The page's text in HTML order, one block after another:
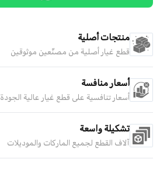
منتجات أصلية
قطع غيار أصلية من مصنّعين موثوقين
أسعار منافسة
أسعار تنافسية على قطع غيار عالية الجودة
تشكيلة واسعة
آلاف القطع لجميع الماركات والموديلات